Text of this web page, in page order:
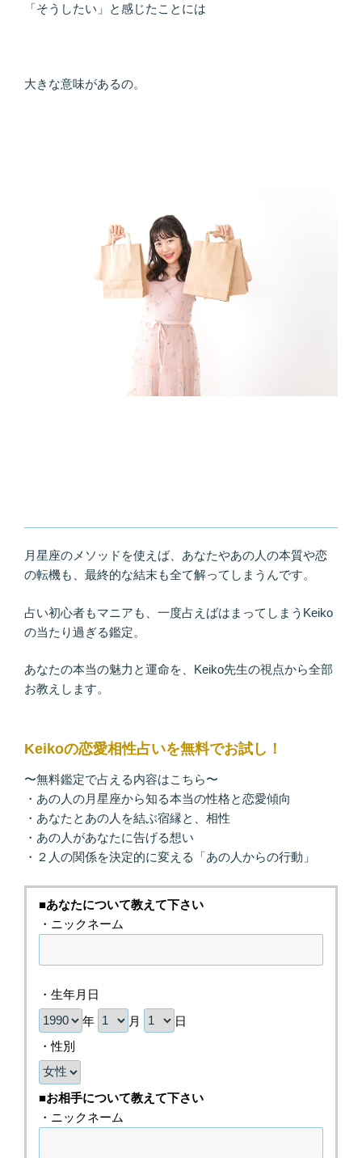
「そうしたい」と感じたことには
大きな意味があるの。
月星座のメソッドを使えば、あなたやあの人の本質や恋
の転機も、最終的な結末も全て解ってしまうんです。
占い初心者もマニアも、一度占えばはまってしまうKeiko
の当たり過ぎる鑑定。
あなたの本当の魅力と運命を、Keiko先生の視点から全部
お教えします。
Keikoの恋愛相性占いを無料でお試し！
〜無料鑑定で占える内容はこちら〜
・あの人の月星座から知る本当の性格と恋愛傾向
・あなたとあの人を結ぶ宿縁と、相性
・あの人があなたに告げる想い
・２人の関係を決定的に変える「あの人からの行動」
■あなたについて教えて下さい
・ニックネーム
・生年月日
年
月
日
・性別
■お相手について教えて下さい
・ニックネーム